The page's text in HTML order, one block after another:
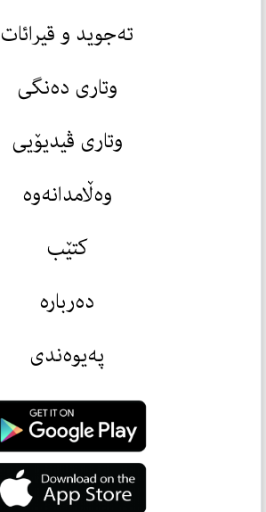
تەجوید و قیرائات
وتاری دەنگی
وتاری ڤیدیۆیی
وەڵامدانەوە
کتێب
دەربارە
پەیوەندی